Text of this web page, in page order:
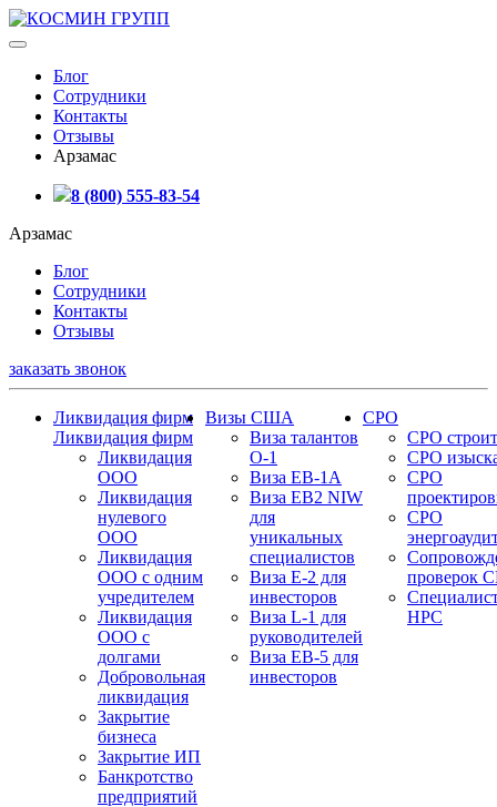
Блог
Сотрудники
Контакты
Отзывы
Арзамас
8 (800) 555-83-54
Арзамас
Блог
Сотрудники
Контакты
Отзывы
заказать звонок
Ликвидация фирм
Ликвидация фирм
Ликвидация
ООО
Ликвидация
нулевого
ООО
Ликвидация
ООО с одним
учредителем
Ликвидация
ООО с
долгами
Добровольная
ликвидация
Закрытие
бизнеса
Закрытие ИП
Банкротство
предприятий
Визы США
Виза талантов
О-1
Виза EB-1A
Виза EB2 NIW
для
уникальных
специалистов
Виза E-2 для
инвесторов
Виза L-1 для
руководителей
Виза EB-5 для
инвесторов
СРО
СРО
СРО
СРО
СРО
проверок
НРС